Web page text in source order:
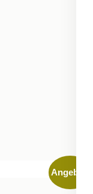
Angebot!